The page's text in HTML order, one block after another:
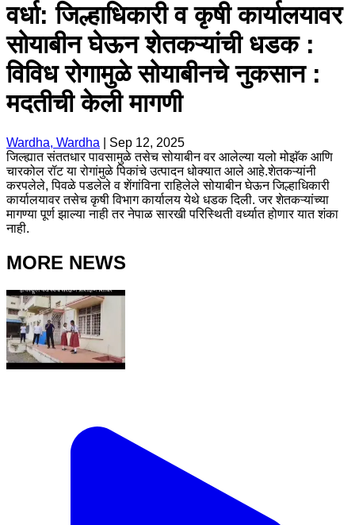
वर्धा: जिल्हाधिकारी व कृषी कार्यालयावर
सोयाबीन घेऊन शेतकऱ्यांची धडक :
विविध रोगामुळे सोयाबीनचे नुकसान :
मदतीची केली मागणी
Wardha, Wardha
Sep 12, 2025
जिल्ह्यात संततधार पावसामुळे तसेच सोयाबीन वर आलेल्या यलो मोझॅक आणि
चारकोल रॉट या रोगांमुळे पिकांचे उत्पादन धोक्यात आले आहे.शेतकऱ्यांनी
करपलेले, पिवळे पडलेले व शेंगांविना राहिलेले सोयाबीन घेऊन जिल्हाधिकारी
कार्यालयावर तसेच कृषी विभाग कार्यालय येथे धडक दिली. जर शेतकऱ्यांच्या
मागण्या पूर्ण झाल्या नाही तर नेपाळ सारखी परिस्थिती वर्ध्यात होणार यात शंका
नाही.
MORE NEWS